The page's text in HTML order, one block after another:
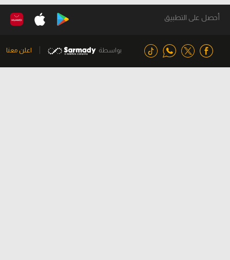
أحصل على التطبيق
بواسطة اعلن معنا